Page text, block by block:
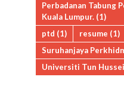
Perbadanan Tabung
Kuala Lumpur. (1)
ptd (1) resume (1)
Suruhanjaya
Universiti Tun